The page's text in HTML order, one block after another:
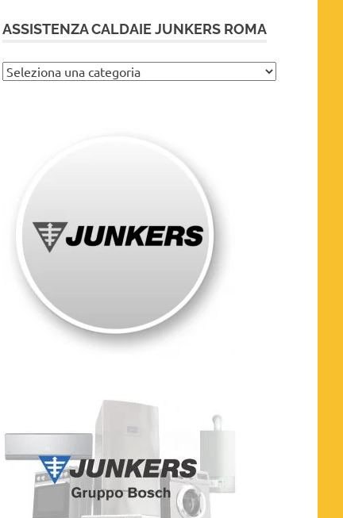
ASSISTENZA CALDAIE JUNKERS ROMA
Assistenza